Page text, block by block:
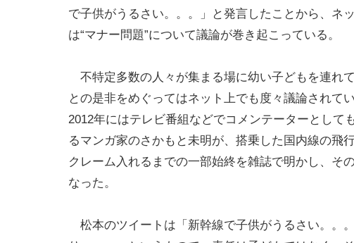
で子供がうるさい。。。」と発言したことから、ネ
は“マナー問題”について議論が巻き起こっている。
不特定多数の人々が集まる場に幼い子どもを連れ
との是非をめぐってはネット上でも度々議論されてい
2012年にはテレビ番組などでコメンテーターとして
るマンガ家のさかもと未明が、搭乗した国内線の飛
クレーム入れるまでの一部始終を雑誌で明かし、そ
なった。
松本のツイートは「新幹線で子供がうるさい。。